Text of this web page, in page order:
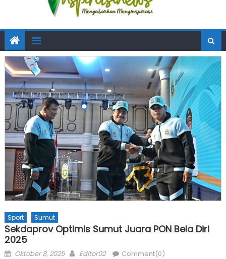
Sport Sumut
Sekdaprov Optimis Sumut Juara PON Bela Diri
2025
Posted
Oktober 8, 2025 Author
Editor02 Comment(0)